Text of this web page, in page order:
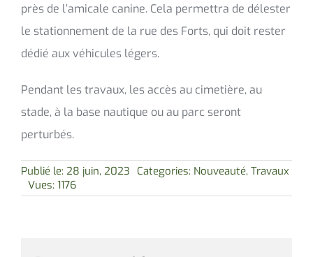
près de l’amicale canine. Cela permettra de délester
le stationnement de la rue des Forts, qui doit rester
dédié aux véhicules légers.
Pendant les travaux, les accès au cimetière, au
stade, à la base nautique ou au parc seront
perturbés.
Publié le: 28 juin, 2023 Categories: Nouveauté, Travaux
Vues: 1176